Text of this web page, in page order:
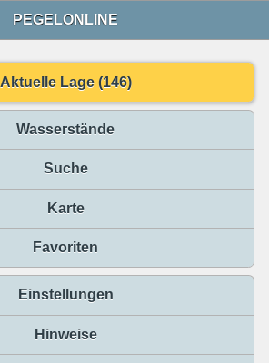
PEGELONLINE
Aktuelle Lage (146)
Wasserstände
Suche
Karte
Favoriten
Einstellungen
Hinweise